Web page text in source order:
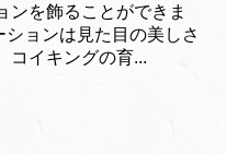
ンを飾ることができま
ョンは見た目の美しさ
コイキングの育...